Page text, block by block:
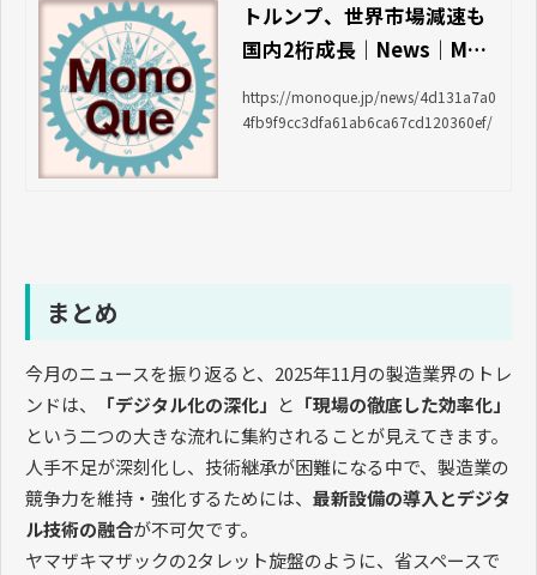
トルンプ、世界市場減速も
国内2桁成長｜News｜Mon
https://monoque.jp/news/4d131a7a0
4fb9f9cc3dfa61ab6ca67cd120360ef/
まとめ
今月のニュースを振り返ると、2025年11月の製造業界のトレ
ンドは、
「デジタル化の深化」 と 「現場の徹底した効率化」
という二つの大きな流れに集約されることが見えてきます。
人手不足が深刻化し、技術継承が困難になる中で、製造業の
競争力を維持・強化するためには、 最新設備の導入とデジタ
ル技術の融合が不可欠です。
ヤマザキマザックの2タレット旋盤のように、省スペースで